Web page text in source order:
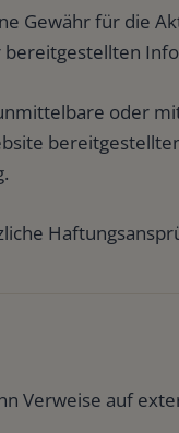
Gewähr für die
oder
Verweise auf